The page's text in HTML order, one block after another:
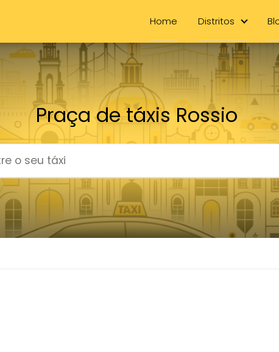
Home Distritos
Praça de táxis Rossio